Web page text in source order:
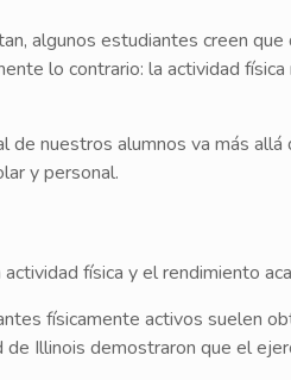
algunos estudiantes creen
lo contrario: la actividad
nuestros alumnos va más
y personal.
física y el rendimiento
físicamente activos suelen
Illinois demostraron que el